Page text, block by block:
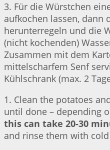
3. Für die Würstchen
aufkochen lassen, dann
herunterregeln und die
(nicht kochenden)
Zusammen mit dem
mittelscharfem Senf
Kühlschrank (max. 2
1. Clean the potatoes
until done – depending
this can take 20-30
and rinse them with